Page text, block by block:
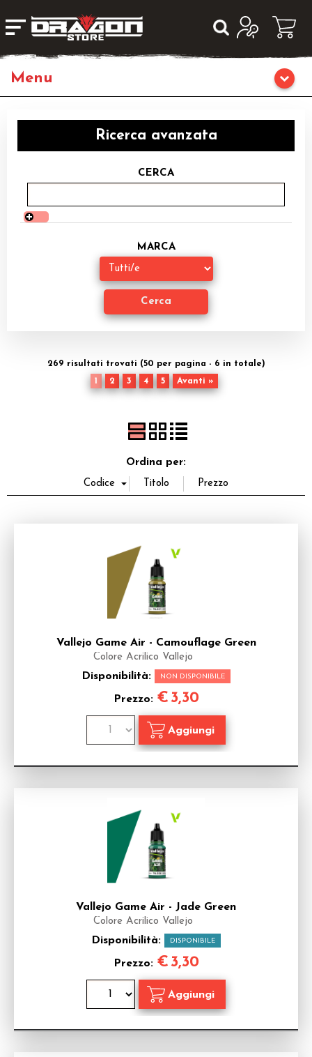
Giochi di Ruolo
Librigame
Editoria
Giochi di Carte Collezionabili
Accessori
Giocattoli e Gadget
Ricerca avanzata
CERCA
MARCA
269 risultati trovati (50 per pagina - 6 in totale)
1
2 3 4 5 Avanti »
Ordina per:
Vallejo Game Air - Camouflage Green
Colore Acrilico Vallejo
Disponibilità: NON DISPONIBILE
Prezzo: € 3,30
Vallejo Game Air - Jade Green
Colore Acrilico Vallejo
Disponibilità: DISPONIBILE
Prezzo: € 3,30